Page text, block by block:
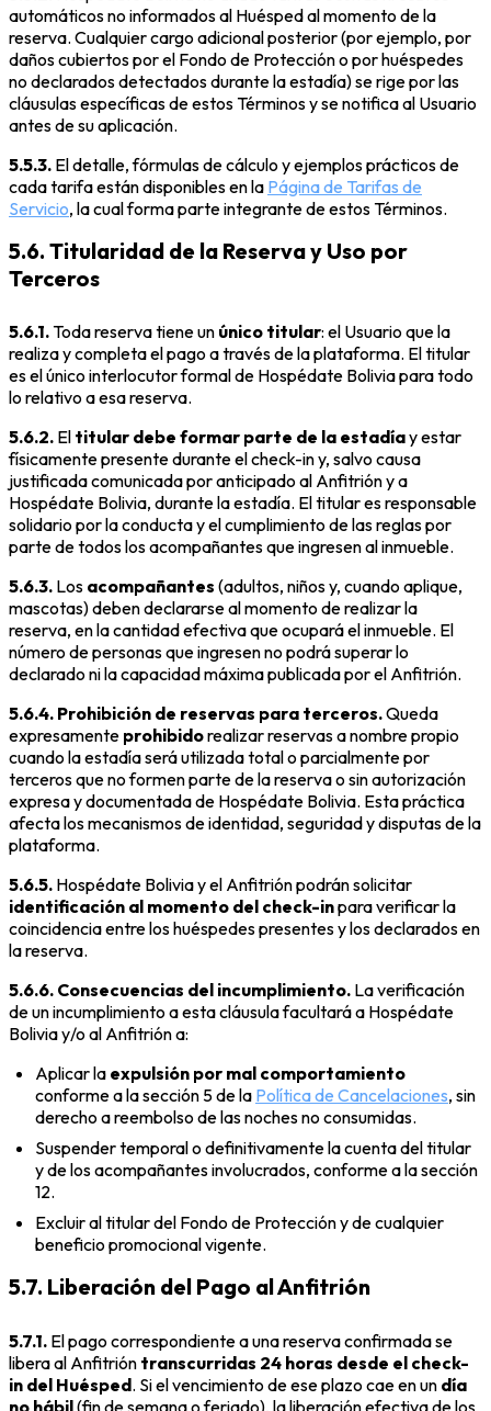
automáticos no informados al Huésped al momento de la
reserva. Cualquier cargo adicional posterior (por ejemplo, por
daños cubiertos por el Fondo de Protección o por huéspedes
no declarados detectados durante la estadía) se rige por las
cláusulas específicas de estos Términos y se notifica al Usuario
antes de su aplicación.
5.5.3. El detalle, fórmulas de cálculo y ejemplos prácticos de
cada tarifa están disponibles en la Página de Tarifas de
Servicio, la cual forma parte integrante de estos Términos.
5.6. Titularidad de la Reserva y Uso por
Terceros
5.6.1.Toda reserva tiene un único titular: el Usuario que la
realiza y completa el pago a través de la plataforma. El titular
es el único interlocutor formal de Hospédate Bolivia para todo
lo relativo a esa reserva.
5.6.2. El titular debe formar parte de la estadíay estar
físicamente presente durante el check-in y, salvo causa
justificada comunicada por anticipado al Anfitrión y a
Hospédate Bolivia, durante la estadía. El titular es responsable
solidario por la conducta y el cumplimiento de las reglas por
parte de todos los acompañantes que ingresen al inmueble.
5.6.3. Los acompañantes (adultos, niños y, cuando aplique,
mascotas) deben declararse al momento de realizar la
reserva, en la cantidad efectiva que ocupará el inmueble. El
número de personas que ingresen no podrá superar lo
declarado ni la capacidad máxima publicada por el Anfitrión.
5.6.4. Prohibición de reservas para terceros.Queda
expresamente prohibidorealizar reservas a nombre propio
cuando la estadía será utilizada total o parcialmente por
terceros que no formen parte de la reserva o sin autorización
expresa y documentada de Hospédate Bolivia. Esta práctica
afecta los mecanismos de identidad, seguridad y disputas de la
plataforma.
5.6.5. Hospédate Bolivia y el Anfitrión podrán solicitar
identificación al momento del check-inpara verificar la
coincidencia entre los huéspedes presentes y los declarados en
la reserva.
5.6.6. Consecuencias del incumplimiento. La verificación
de un incumplimiento a esta cláusula facultará a Hospédate
Bolivia y/o al Anfitrión a:
Aplicar la expulsión por mal comportamiento
conforme a la sección 5 de la Política de Cancelaciones, sin
derecho a reembolso de las noches no consumidas.
Suspender temporal o definitivamente la cuenta del titular
y de los acompañantes involucrados, conforme a la sección
12.
Excluir al titular del Fondo de Protección y de cualquier
beneficio promocional vigente.
5.7. Liberación del Pago al Anfitrión
5.7.1. El pago correspondiente a una reserva confirmada se
libera al Anfitrión transcurridas 24 horas desde el check-
in del Huésped. Si el vencimiento de ese plazo cae en un día